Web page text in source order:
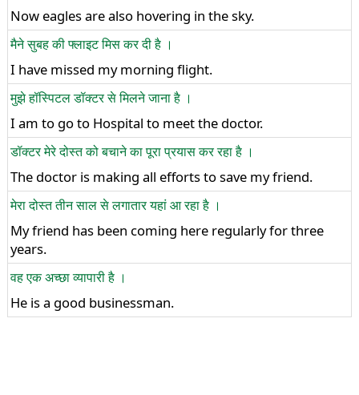
Now eagles are also hovering in the sky.
मैने सुबह की फ्लाइट मिस कर दी है ।
I have missed my morning flight.
मुझे हॉस्पिटल डॉक्टर से मिलने जाना है ।
I am to go to Hospital to meet the doctor.
डॉक्टर मेरे दोस्त को बचाने का पूरा प्रयास कर रहा है ।
The doctor is making all efforts to save my friend.
मेरा दोस्त तीन साल से लगातार यहां आ रहा है ।
My friend has been coming here regularly for three
years.
वह एक अच्छा व्यापारी है ।
He is a good businessman.